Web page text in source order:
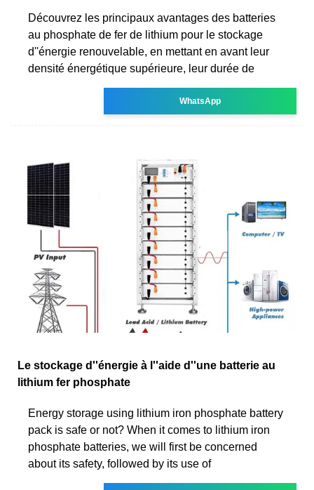
Découvrez les principaux avantages des batteries
au phosphate de fer de lithium pour le stockage
d''énergie renouvelable, en mettant en avant leur
densité énergétique supérieure, leur durée de
WhatsApp
Le stockage d''énergie à l''aide d''une batterie au
lithium fer phosphate
Energy storage using lithium iron phosphate battery
pack is safe or not? When it comes to lithium iron
phosphate batteries, we will first be concerned
about its safety, followed by its use of